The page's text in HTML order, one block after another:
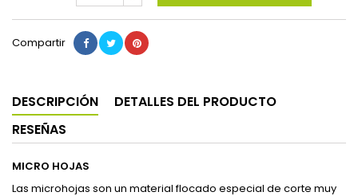
Compartir
DESCRIPCIÓN
DETALLES DEL PRODUCTO
RESEÑAS
MICRO HOJAS
Las microhojas son un material flocado especial de corte muy